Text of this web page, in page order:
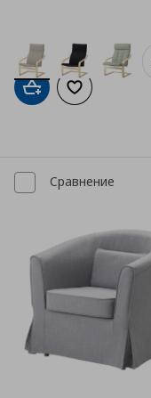
Добави в кошницата
Добави към
Сравнение